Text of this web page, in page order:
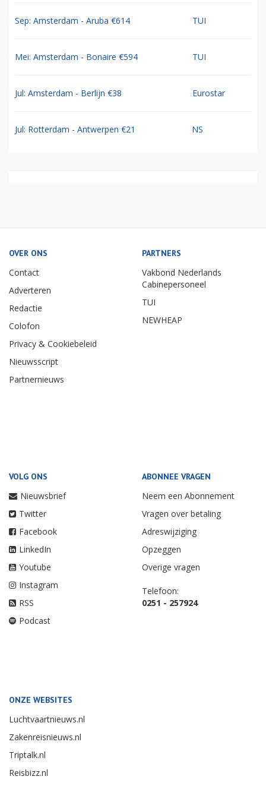
Sep: Amsterdam - Aruba €614 TUI
Mei: Amsterdam - Bonaire €594 TUI
Jul: Amsterdam - Berlijn €38 Eurostar
Jul: Rotterdam - Antwerpen €21 NS
OVER ONS
Contact
Adverteren
Redactie
Colofon
Privacy & Cookiebeleid
Nieuwsscript
Partnernieuws
PARTNERS
Vakbond Nederlands
Cabinepersoneel
TUI
NEWHEAP
VOLG ONS
Nieuwsbrief
Twitter
Facebook
LinkedIn
Youtube
Instagram
RSS
Podcast
ABONNEE VRAGEN
Neem een Abonnement
Vragen over betaling
Adreswijziging
Opzeggen
Overige vragen
Telefoon:
0251 - 257924
ONZE WEBSITES
Luchtvaartnieuws.nl
Zakenreisnieuws.nl
Triptalk.nl
Reisbizz.nl